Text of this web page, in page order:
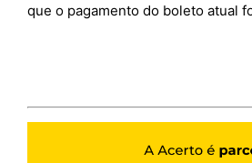
que o pagamento do boleto atual